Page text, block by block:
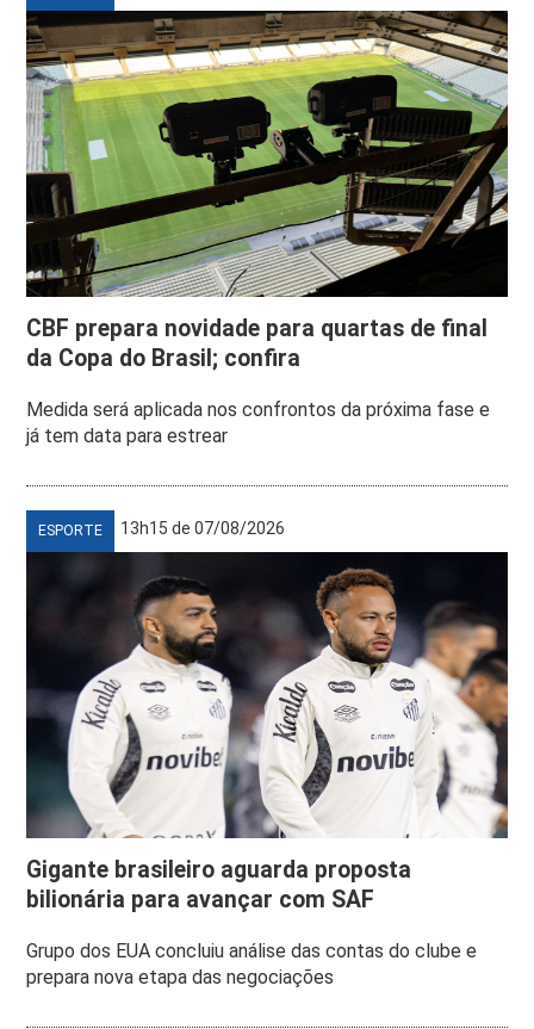
CBF prepara novidade para quartas de final
da Copa do Brasil; confira
Medida será aplicada nos confrontos da próxima fase e
já tem data para estrear
ESPORTE 13h15 de 07/08/2026
Gigante brasileiro aguarda proposta
bilionária para avançar com SAF
Grupo dos EUA concluiu análise das contas do clube e
prepara nova etapa das negociações